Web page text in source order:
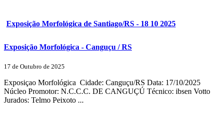
Exposição Morfológica de Santiago/RS - 18 10 2025
Exposição Morfológica - Canguçu / RS
17 de Outubro de 2025
Exposiçao Morfológica Cidade: Canguçu/RS Data: 17/10/2025
Núcleo Promotor: N.C.C.C. DE CANGUÇÚ Técnico: ibsen Votto
Jurados: Telmo Peixoto ...